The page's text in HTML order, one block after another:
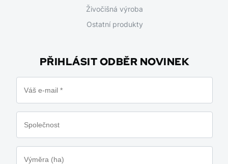
Živočišná výroba
Ostatní produkty
PŘIHLÁSIT ODBĚR NOVINEK